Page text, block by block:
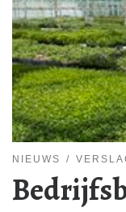
NIEUWS